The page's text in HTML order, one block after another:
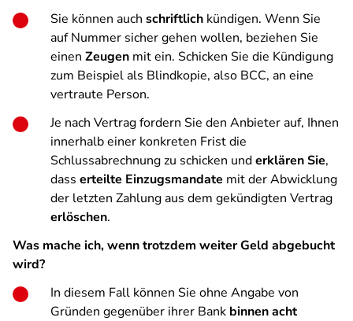
Sie können auch schriftlich kündigen. Wenn Sie
auf Nummer sicher gehen wollen, beziehen Sie
einen Zeugen mit ein. Schicken Sie die Kündigung
zum Beispiel als Blindkopie, also BCC, an eine
vertraute Person.
Je nach Vertrag fordern Sie den Anbieter auf, Ihnen
innerhalb einer konkreten Frist die
Schlussabrechnung zu schicken underklären Sie,
dass erteilte Einzugsmandate mit der Abwicklung
der letzten Zahlung aus dem gekündigten Vertrag
erlöschen.
Was mache ich, wenn trotzdem weiter Geld abgebucht
wird?
In diesem Fall können Sie ohne Angabe von
Gründen gegenüber ihrer Bank binnen acht